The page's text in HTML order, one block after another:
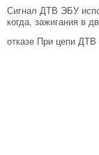
Сигнал ДТВ ЭБУ
когда, зажигания в
отказе При цепи ДТВ